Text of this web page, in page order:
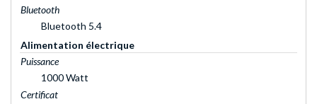
Bluetooth
Bluetooth 5.4
Alimentation électrique
Puissance
1000 Watt
Certificat